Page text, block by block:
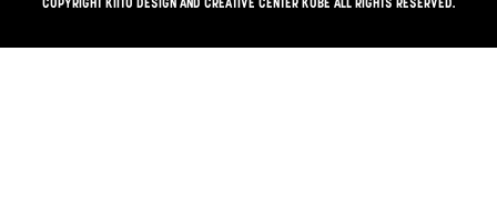
COPYRIGHT KIITO DESIGN AND CREATIVE CENTER KOBE ALL RIGHTS RESERVED.